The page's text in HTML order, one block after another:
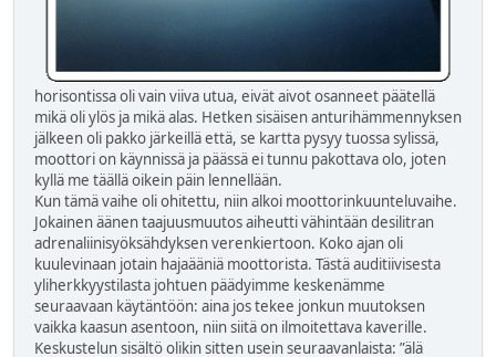
horisontissa oli vain viiva utua, eivät aivot osanneet päätellä
mikä oli ylös ja mikä alas. Hetken sisäisen anturihämmennyksen
jälkeen oli pakko järkeillä että, se kartta pysyy tuossa sylissä,
moottori on käynnissä ja päässä ei tunnu pakottava olo, joten
kyllä me täällä oikein päin lennellään.
Kun tämä vaihe oli ohitettu, niin alkoi moottorinkuunteluvaihe.
Jokainen äänen taajuusmuutos aiheutti vähintään desilitran
adrenaliinisyöksähdyksen verenkiertoon. Koko ajan oli
kuulevinaan jotain hajaääniä moottorista. Tästä auditiivisesta
yliherkkyystilasta johtuen päädyimme keskenämme
seuraavaan käytäntöön: aina jos tekee jonkun muutoksen
vaikka kaasun asentoon, niin siitä on ilmoitettava kaverille.
Keskustelun sisältö olikin sitten usein seuraavanlaista: ”älä